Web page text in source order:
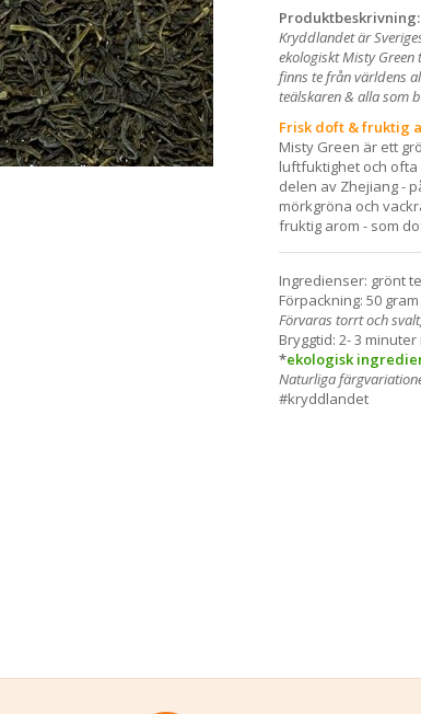
Produktbeskrivning:
Kryddlandet är
ekologiskt Misty Green
finns te från världens
teälskaren & alla som
Frisk doft & fruktig
Misty Green är ett
luftfuktighet och
delen av Zhejiang -
mörkgröna och
fruktig arom - som
Ingredienser: grönt
Förpackning: 50
Förvaras torrt och
Bryggtid: 2- 3
*ekologisk
Naturliga
#kryddlandet